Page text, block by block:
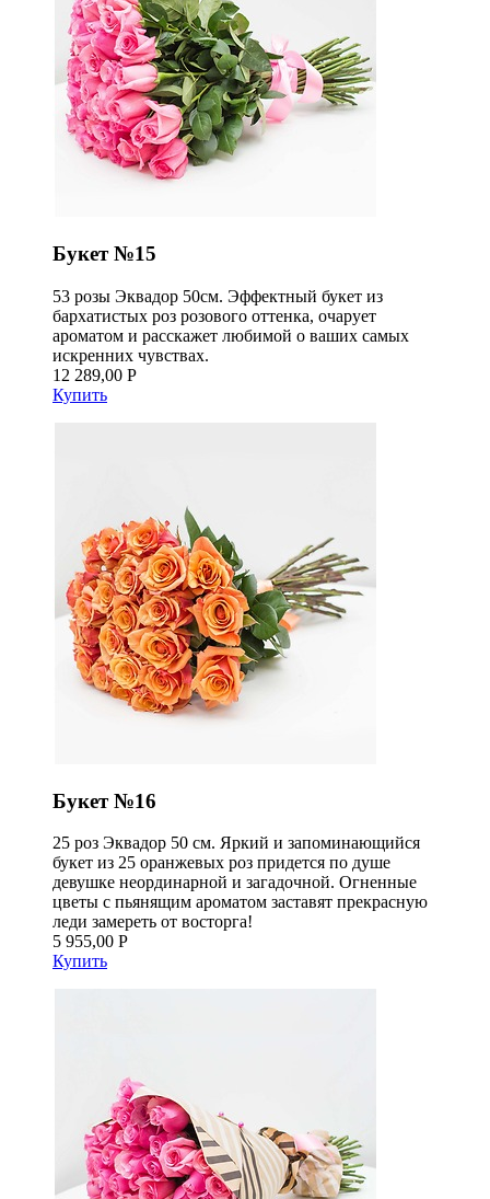
Букет №15
53 розы Эквадор 50см. Эффектный букет из
бархатистых роз розового оттенка, очарует
ароматом и расскажет любимой о ваших самых
искренних чувствах.
12 289,00 Р
Купить
Букет №16
25 роз Эквадор 50 см. Яркий и запоминающийся
букет из 25 оранжевых роз придется по душе
девушке неординарной и загадочной. Огненные
цветы с пьянящим ароматом заставят прекрасную
леди замереть от восторга!
5 955,00 Р
Купить